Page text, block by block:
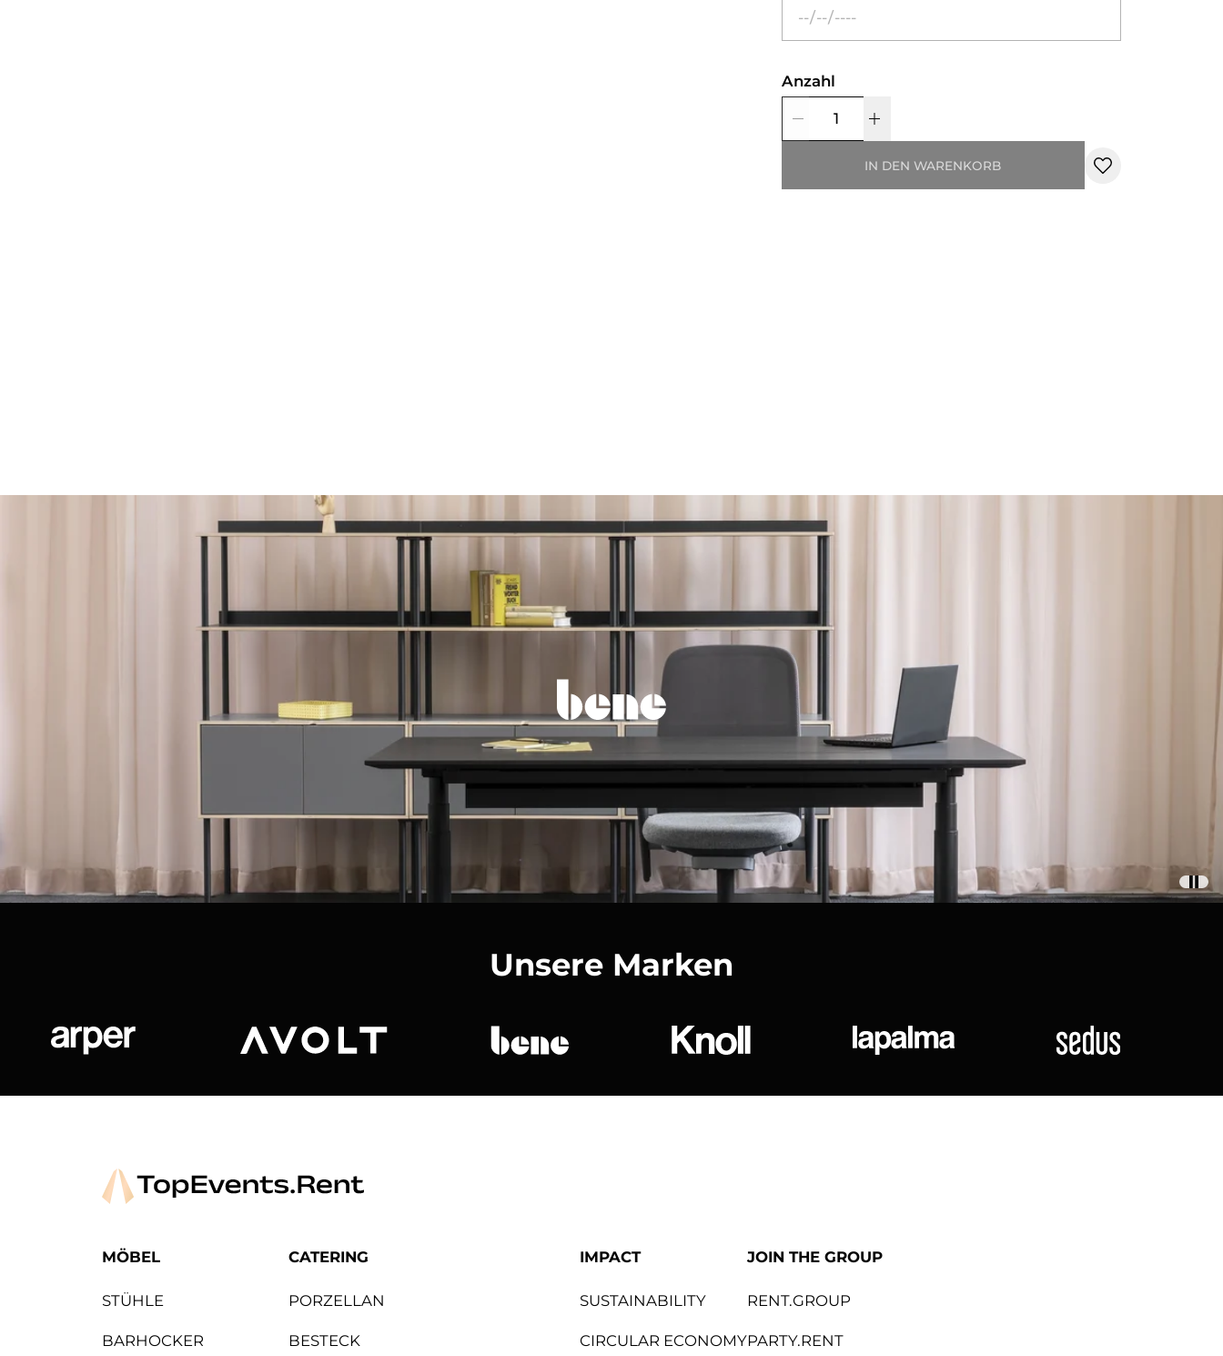
Anzahl
IN DEN WARENKORB
Unsere Marken
MÖBEL
STÜHLE
BARHOCKER
CATERING
PORZELLAN
BESTECK
IMPACT
SUSTAINABILITY
CIRCULAR ECONOMY
JOIN THE GROUP
RENT.GROUP
PARTY.RENT